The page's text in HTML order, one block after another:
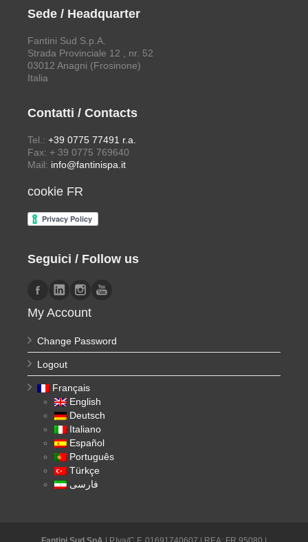
Sede / Headquarter
Fantini Sud S.p.A.
Strada Provinciale 12 , nr. 52
03012 Anagni (Frosinone)
Italia
Contatti / Contacts
Tel.: +39 0775 77491 r.a.
Fax: + 39 0775 769640
Mail: info@fantinispa.it
cookie FR
Seguici / Follow us
My Account
Change Password
Logout
Français
English
Deutsch
Italiano
Español
Português
Türkçe
فارسی